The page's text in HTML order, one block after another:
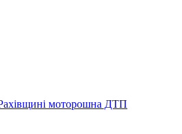
Рахівщині моторошна ДТП